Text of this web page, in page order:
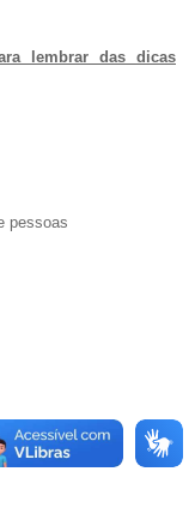
lembrar das dicas
pessoas